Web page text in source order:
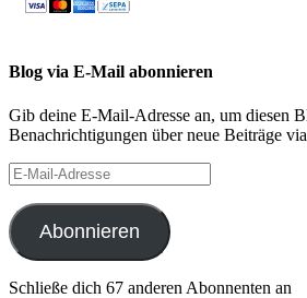
Blog via E-Mail abonnieren
Gib deine E-Mail-Adresse an, um diesen
Benachrichtigungen über neue Beiträge
E-
Mail-
Adresse
Abonnieren
Schließe dich 67 anderen Abonnenten an